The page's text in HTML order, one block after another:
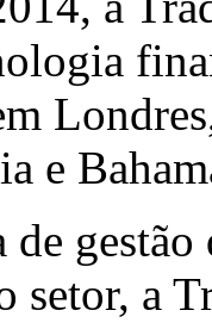
e
setor, a